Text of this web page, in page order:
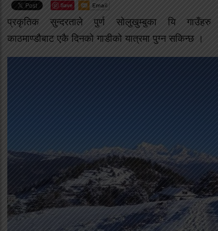
Save
प्रकृतिक सुन्दरताले पुर्ण सोलुखुम्बुका यि गाउँहरु
काठमाण्डौबाट एकै दिनको गाडीको यात्रमा पुग्न सकिन्छ ।